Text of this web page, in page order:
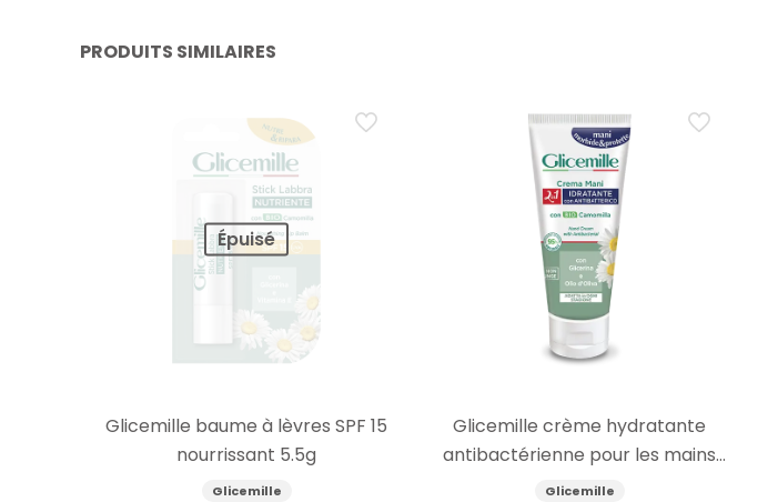
PRODUITS SIMILAIRES
Épuisé
Glicemille baume à lèvres SPF 15
nourrissant 5.5g
Glicemille
Glicemille crème hydratante
antibactérienne pour les mains
100ml
Glicemille